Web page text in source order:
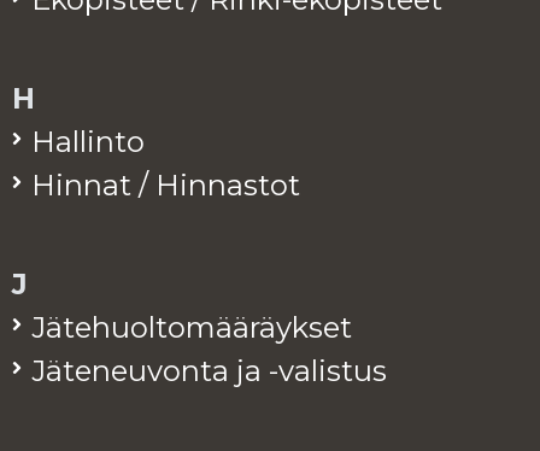
H
Hal­lin­to
Hin­nat / Hin­nas­tot
J
Jä­te­huol­to­mää­räyk­set
Jä­te­neu­von­ta ja -va­lis­tus